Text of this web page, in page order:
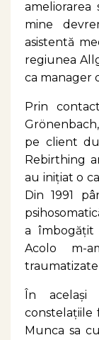
mine
asistentă
regiunea
ca manager
Prin
pe client
Rebirthing
au inițiat o
Din 1991
a îmbogățit
Acolo m-
traumatizate
În același
constelațiile
Munca sa